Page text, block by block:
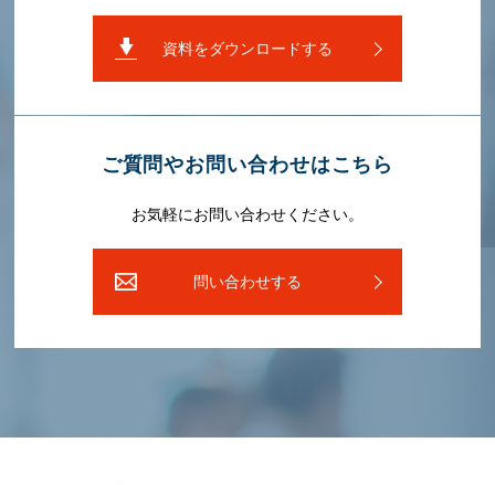
資料をダウンロードする
ご質問やお問い合わせはこちら
お気軽にお問い合わせください。
問い合わせする